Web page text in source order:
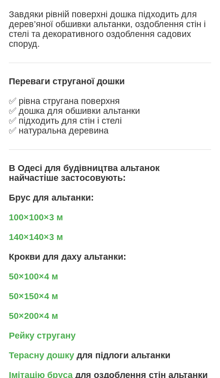
Завдяки рівній поверхні дошка підходить для
дерев’яної обшивки альтанки, оздоблення стін і
стелі та декоративного оздоблення садових
споруд.
Переваги струганої дошки
✅ рівна стругана поверхня
✅ дошка для обшивки альтанки
✅ підходить для стін і стелі
✅ натуральна деревина
В Одесі для будівництва альтанок
найчастіше застосовують:
Брус для альтанки:
100×100×3 м
140×140×3 м
Крокви для даху альтанки:
50×100×4 м
50×150×4 м
50×200×4 м
Рейку стругану
Терасну дошку для підлоги альтанки
Імітацію бруса для оздоблення стін альтанки